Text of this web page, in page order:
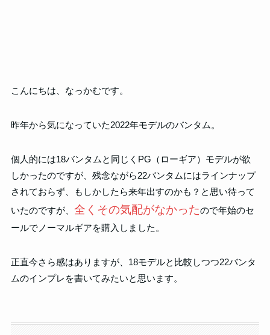
こんにちは、なっかむです。
昨年から気になっていた2022年モデルのバンタム。
個人的には18バンタムと同じくPG（ローギア）モデルが欲
しかったのですが、残念ながら22バンタムにはラインナップ
されておらず、もしかしたら来年出すのかも？と思い待って
いたのですが、 全くその気配がなかったので年始のセ
ールでノーマルギアを購入しました。
正直今さら感はありますが、18モデルと比較しつつ22バンタ
ムのインプレを書いてみたいと思います。